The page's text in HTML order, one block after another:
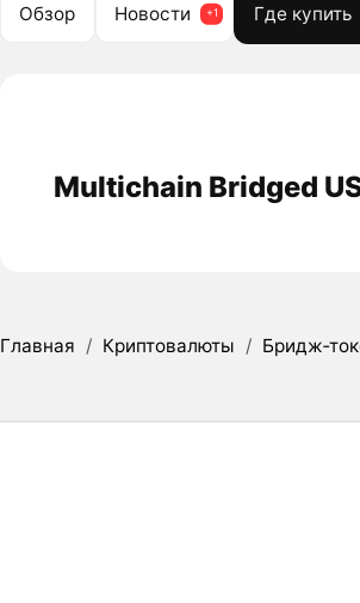
Обзор Новости Где купить
Multichain Bridged
Главная / Криптовалюты /